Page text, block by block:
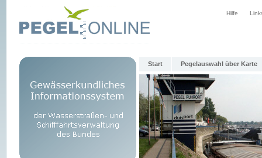
Hilfe
Start Pegelauswahl über Karte